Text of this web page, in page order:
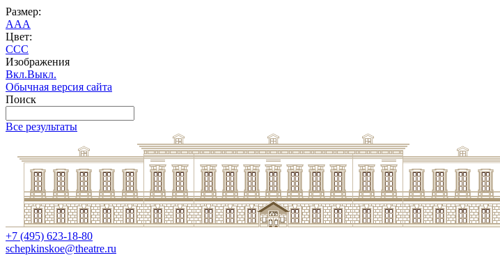
Размер:
AAA
Цвет:
CCC
Изображения
Вкл.Выкл.
Обычная версия сайта
Поиск
Все результаты
+7 (495) 623-18-80
schepkinskoe@theatre.ru